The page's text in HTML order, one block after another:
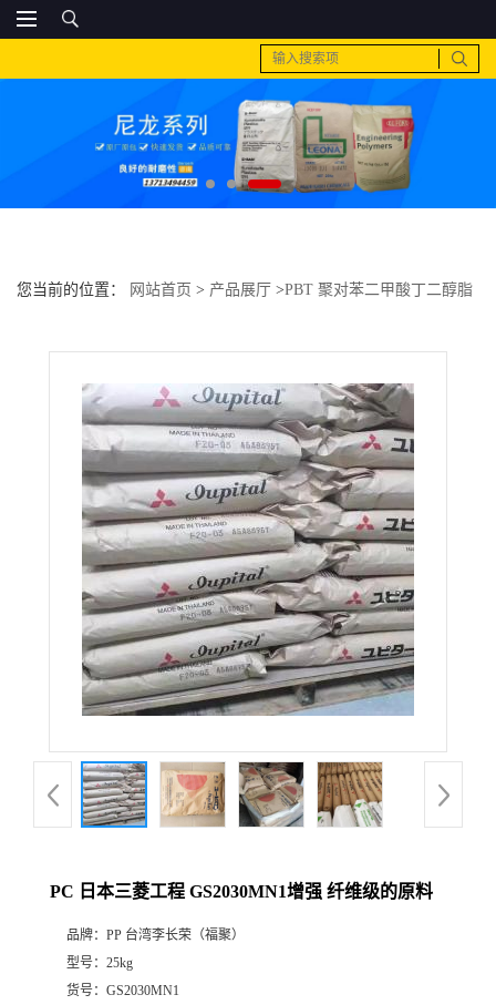
您当前的位置： 网站首页 > 产品展厅 >PBT 聚对苯二甲酸丁二醇脂
PC 日本三菱工程 GS2030MN1增强 纤维级的原料
品牌： PP 台湾李长荣（福聚）
型号： 25kg
货号： GS2030MN1